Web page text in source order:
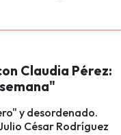
Claudia Pérez:
y desordenado.
César Rodríguez